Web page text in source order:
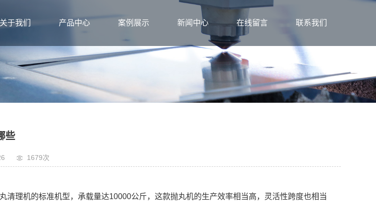
于我们 产品中心 案例展示 新闻中心 在线留言 联系我们
些
1679次
清理机的标准机型，承载量达10000公斤，这款抛丸机的生产效率相当高，灵活性跨度也相当